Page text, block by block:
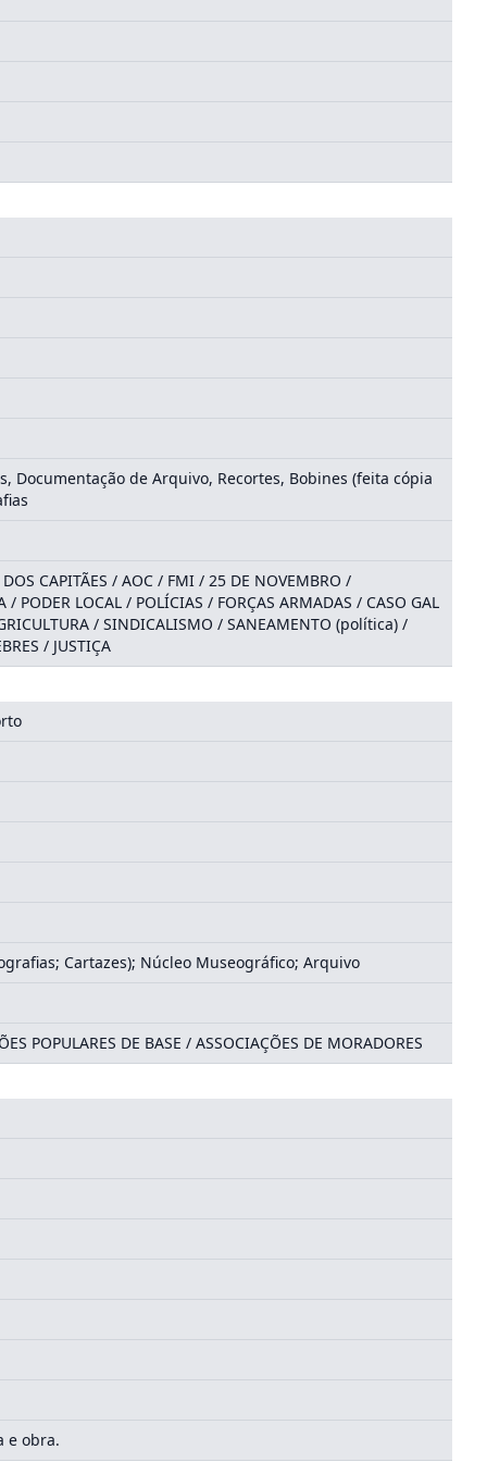
Documentação de Arquivo, Recortes, Bobines (feita cópia
CAPITÃES / AOC / FMI / 25 DE NOVEMBRO /
PODER LOCAL / POLÍCIAS / FORÇAS ARMADAS / CASO GAL
/ SINDICALISMO / SANEAMENTO (política) /
/ JUSTIÇA
Cartazes); Núcleo Museográfico; Arquivo
POPULARES DE BASE / ASSOCIAÇÕES DE MORADORES
e obra.